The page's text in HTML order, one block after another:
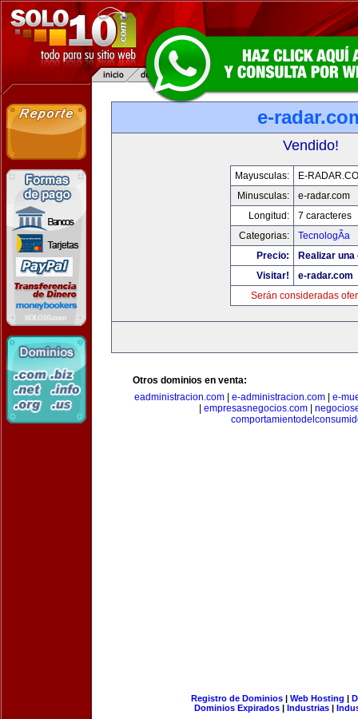
e-
Vendido!
Mayusculas:
E-
Minusculas:
e-radar.com
Longitud:
7 caracteres
Categorias:
TecnologÃ­a
Precio:
Realizar
Visitar!
e-radar.com
Serán consideradas
Otros dominios en venta:
eadministracion.com| e-administracion.com| e-
empresasnegocios.com|
Registro de Dominios| Web Hosting |
Dominios Expirados | Industrias |